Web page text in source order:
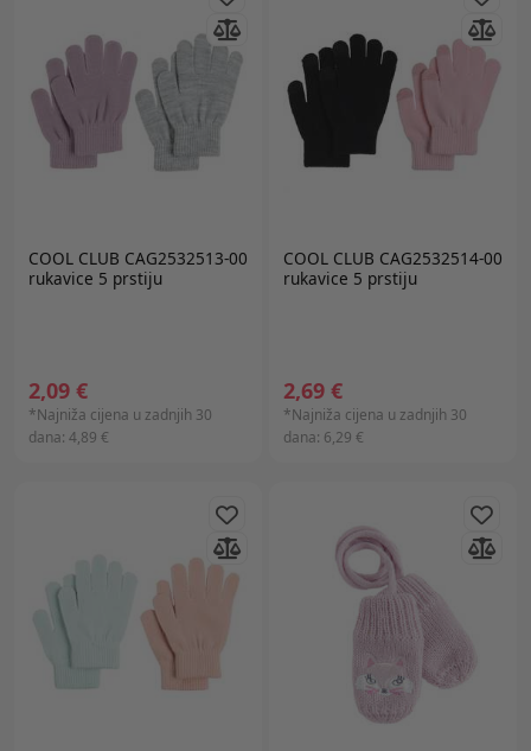
COOL CLUB CAG2532513-00
rukavice 5 prstiju
2,09 €
*Najniža cijena u zadnjih 30
dana: 4,89 €
COOL CLUB CAG2532514-00
rukavice 5 prstiju
2,69 €
*Najniža cijena u zadnjih 30
dana: 6,29 €